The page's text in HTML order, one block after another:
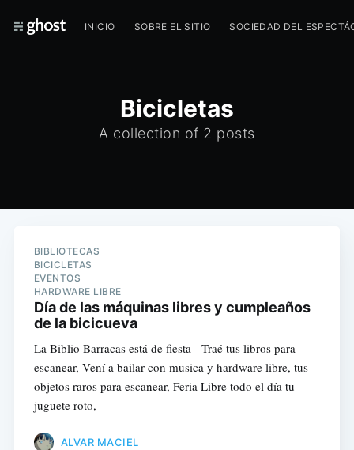
INICIO SOBRE EL SITIO SOCIEDAD DEL
Bicicletas
A collection of 2 posts
BIBLIOTECAS
BICICLETAS
EVENTOS
HARDWARE LIBRE
Día de las máquinas libres y cumpleaños
de la bicicueva
La Biblio Barracas está de fiesta Traé tus libros para
escanear, Vení a bailar con musica y hardware libre, tus
objetos raros para escanear, Feria Libre todo el día tu
juguete roto,
ALVAR MACIEL